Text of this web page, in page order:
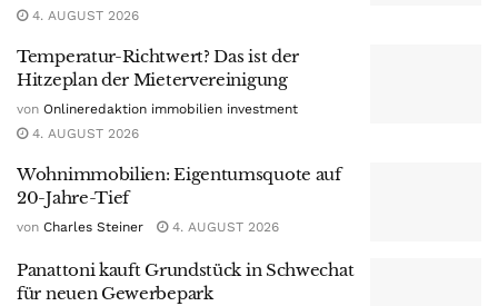
4. AUGUST 2026
Temperatur-Richtwert? Das ist der
Hitzeplan der Mietervereinigung
von Onlineredaktion immobilien investment
4. AUGUST 2026
Wohnimmobilien: Eigentumsquote auf
20-Jahre-Tief
von Charles Steiner 4. AUGUST 2026
Panattoni kauft Grundstück in Schwechat
für neuen Gewerbepark